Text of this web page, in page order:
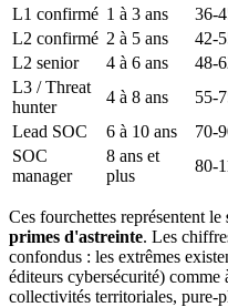
L1 confirmé 1 à 3 ans 36-
L2 confirmé 2 à 5 ans 42-
L2 senior
4 à 6 ans 48-
L3 / Threat
hunter
4 à 8 ans 55-
Lead SOC
6 à 10 ans 70-
SOC
manager
8 ans et
plus
80-
Ces fourchettes représentent le
primes d'astreinte. Les
confondus : les extrêmes
éditeurs cybersécurité) comme
collectivités territoriales, pure-